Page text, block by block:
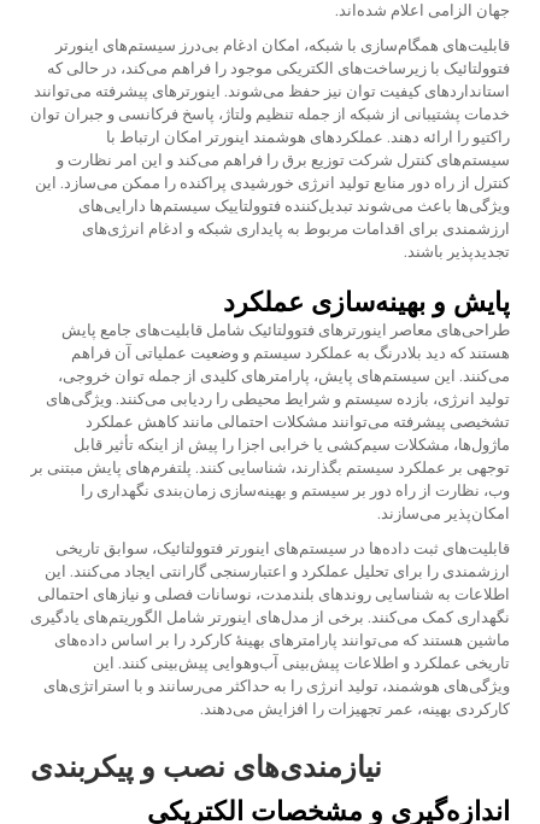
جهان الزامی اعلام شده‌اند.
قابلیت‌های همگام‌سازی با شبکه، امکان ادغام بی‌درز سیستم‌های اینورتر
فتوولتائیک با زیرساخت‌های الکتریکی موجود را فراهم می‌کند، در حالی که
استانداردهای کیفیت توان نیز حفظ می‌شوند. اینورترهای پیشرفته می‌توانند
خدمات پشتیبانی از شبکه از جمله تنظیم ولتاژ، پاسخ فرکانسی و جبران توان
راکتیو را ارائه دهند. عملکردهای هوشمند اینورتر امکان ارتباط با
سیستم‌های کنترل شرکت توزیع برق را فراهم می‌کند و این امر نظارت و
کنترل از راه دور منابع تولید انرژی خورشیدی پراکنده را ممکن می‌سازد. این
ویژگی‌ها باعث می‌شوند تبدیل‌کننده فتوولتاییک سیستم‌ها دارایی‌های
ارزشمندی برای اقدامات مربوط به پایداری شبکه و ادغام انرژی‌های
تجدیدپذیر باشند.
پایش و بهینه‌سازی عملکرد
طراحی‌های معاصر اینورترهای فتوولتائیک شامل قابلیت‌های جامع پایش
هستند که دید بلادرنگ به عملکرد سیستم و وضعیت عملیاتی آن فراهم
می‌کنند. این سیستم‌های پایش، پارامترهای کلیدی از جمله توان خروجی،
تولید انرژی، بازده سیستم و شرایط محیطی را ردیابی می‌کنند. ویژگی‌های
تشخیصی پیشرفته می‌توانند مشکلات احتمالی مانند کاهش عملکرد
ماژول‌ها، مشکلات سیم‌کشی یا خرابی اجزا را پیش از اینکه تأثیر قابل
توجهی بر عملکرد سیستم بگذارند، شناسایی کنند. پلتفرم‌های پایش مبتنی بر
وب، نظارت از راه دور بر سیستم و بهینه‌سازی زمان‌بندی نگهداری را
امکان‌پذیر می‌سازند.
قابلیت‌های ثبت داده‌ها در سیستم‌های اینورتر فتوولتائیک، سوابق تاریخی
ارزشمندی را برای تحلیل عملکرد و اعتبارسنجی گارانتی ایجاد می‌کنند. این
اطلاعات به شناسایی روندهای بلندمدت، نوسانات فصلی و نیازهای احتمالی
نگهداری کمک می‌کنند. برخی از مدل‌های اینورتر شامل الگوریتم‌های یادگیری
ماشین هستند که می‌توانند پارامترهای بهینهٔ کارکرد را بر اساس داده‌های
تاریخی عملکرد و اطلاعات پیش‌بینی آب‌وهوایی پیش‌بینی کنند. این
ویژگی‌های هوشمند، تولید انرژی را به حداکثر می‌رسانند و با استراتژی‌های
کارکردی بهینه، عمر تجهیزات را افزایش می‌دهند.
نیازمندی‌های نصب و پیکربندی
اندازه‌گیری و مشخصات الکتریکی